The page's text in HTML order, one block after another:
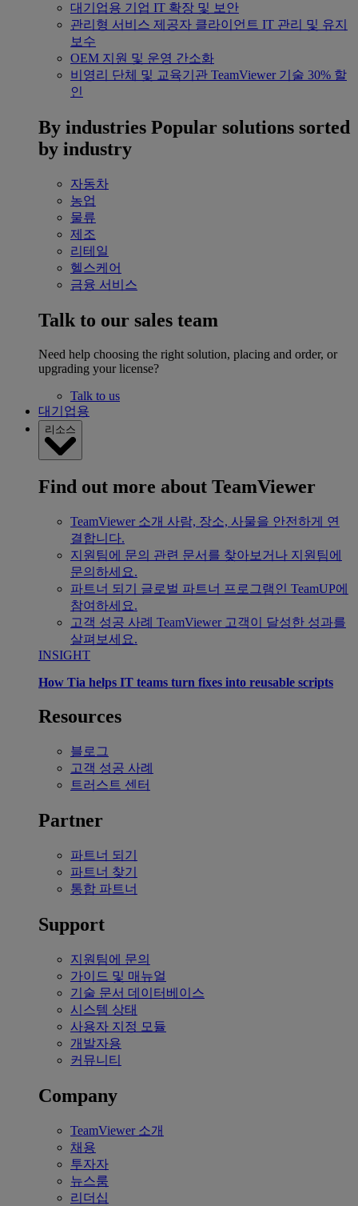
대기업용 기업 IT 확장 및 보안
관리형 서비스 제공자 클라이언트 IT 관리 및 유지
보수
OEM 지원 및 운영 간소화
비영리 단체 및 교육기관 TeamViewer 기술 30% 할
인
By industries Popular solutions sorted
by industry
자동차
농업
물류
제조
리테일
헬스케어
금융 서비스
Talk to our sales team
Need help choosing the right solution, placing and order, or
upgrading your license?
Talk to us
대기업용
리소스
Find out more about TeamViewer
TeamViewer 소개 사람, 장소, 사물을 안전하게 연
결합니다.
지원팀에 문의 관련 문서를 찾아보거나 지원팀에
문의하세요.
파트너 되기
글로벌 파트너 프로그램인 TeamUP에
참여하세요.
고객 성공 사례 TeamViewer 고객이 달성한 성과를
살펴보세요.
INSIGHT
How Tia helps IT teams turn fixes into reusable scripts
Resources
블로그
고객 성공 사례
트러스트 센터
Partner
파트너 되기
파트너 찾기
통합 파트너
Support
지원팀에 문의
가이드 및 매뉴얼
기술 문서 데이터베이스
시스템 상태
사용자 지정 모듈
개발자용
커뮤니티
Company
TeamViewer 소개
채용
투자자
뉴스룸
리더십